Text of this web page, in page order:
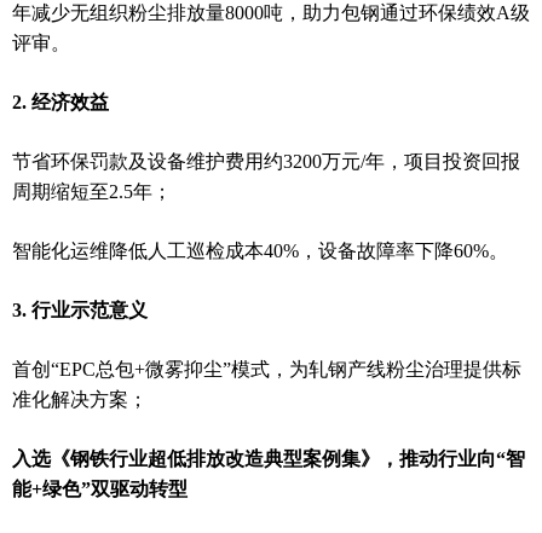
年减少无组织粉尘排放量8000吨，助力包钢通过环保绩效A级
评审。
2. 经济效益
节省环保罚款及设备维护费用约3200万元/年，项目投资回报
周期缩短至2.5年；
智能化运维降低人工巡检成本40%，设备故障率下降60%。
3. 行业示范意义
首创“EPC总包+微雾抑尘”模式，为轧钢产线粉尘治理提供标
准化解决方案；
入选《钢铁行业超低排放改造典型案例集》，推动行业向“智
能+绿色”双驱动转型